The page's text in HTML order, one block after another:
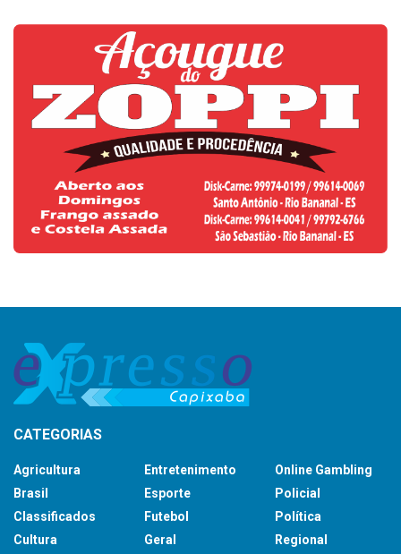
CATEGORIAS
Agricultura
Brasil
Classificados
Cultura
Entretenimento
Esporte
Futebol
Geral
Online Gambling
Policial
Política
Regional